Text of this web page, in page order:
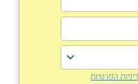
הפרטיות